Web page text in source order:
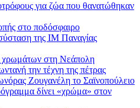
για ζώα που θανατώθηκαν
στο ποδόσφαιρο
της ΙΜ Παναγίας
χρωμάτων στη Νεάπολη
την τέχνη της πέτρας
Ζουγανέλη το Σαϊνοπούλειο
δίνει «χρώμα» στον